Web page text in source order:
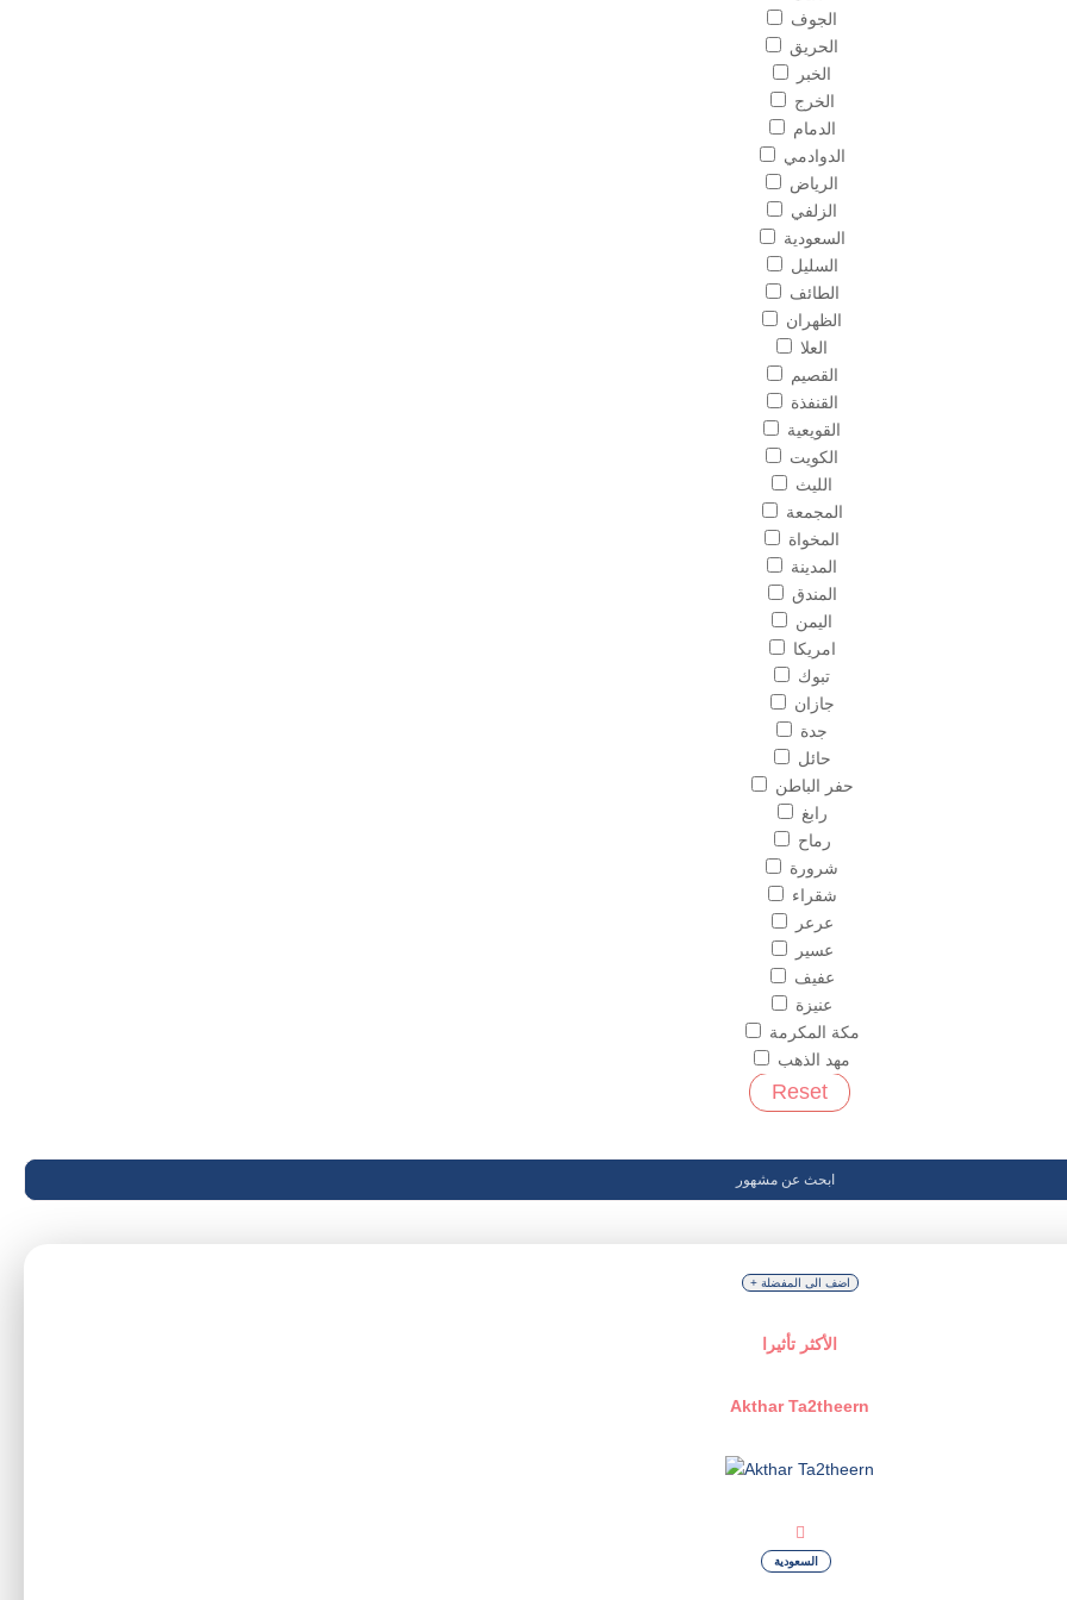
الجوف
الحريق
الخبر
الخرج
الدمام
الدوادمي
الرياض
الزلفي
السعودية
السليل
الطائف
الظهران
العلا
القصيم
القنفذة
القويعية
الكويت
الليث
المجمعة
المخواة
المدينة
المندق
اليمن
امريكا
تبوك
جازان
جدة
حائل
حفر الباطن
رابغ
رماح
شرورة
شقراء
عرعر
عسير
عفيف
عنيزة
مكة المكرمة
مهد الذهب
Reset
+ اضف الى المفضلة
الأكثر تأثيرا
Akthar Ta2theern
السعودية